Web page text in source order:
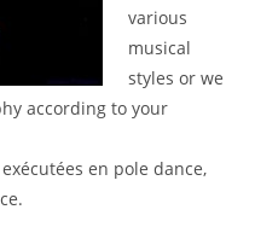
various
musical
styles or we
according to your
en pole dance,